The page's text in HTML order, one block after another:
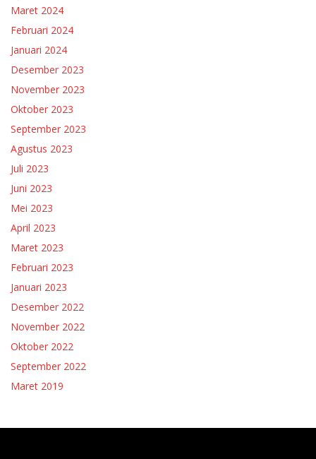
Maret 2024
Februari 2024
Januari 2024
Desember 2023
November 2023
Oktober 2023
September 2023
Agustus 2023
Juli 2023
Juni 2023
Mei 2023
April 2023
Maret 2023
Februari 2023
Januari 2023
Desember 2022
November 2022
Oktober 2022
September 2022
Maret 2019